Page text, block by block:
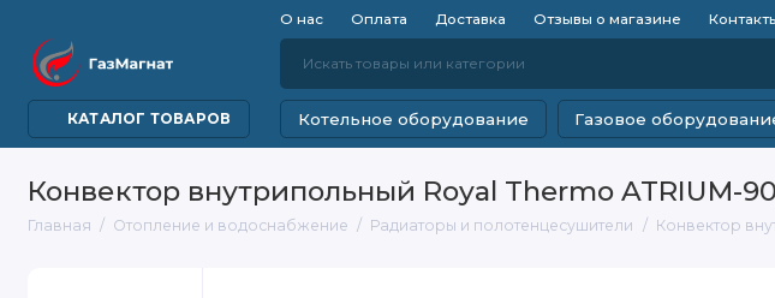
О нас Оплата Доставка Отзывы о магазине
КАТАЛОГ ТОВАРОВ Котельное оборудование Газовое
Конвектор внутрипольный Royal Thermo ATRIUM-
Главная Отопление и водоснабжение Радиаторы и полотенцесушители Конвектор